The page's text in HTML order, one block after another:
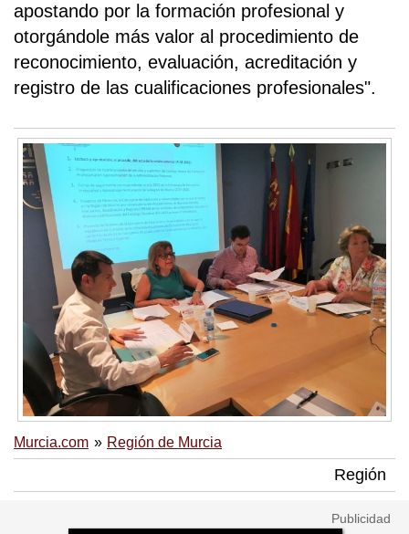
apostando por la formación profesional y
otorgándole más valor al procedimiento de
reconocimiento, evaluación, acreditación y
registro de las cualificaciones profesionales".
Murcia.com Región de Murcia
Región